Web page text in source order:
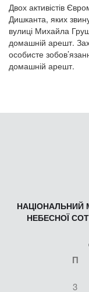
Двох активістів
Дишканта, яких
вулиці Михайла
домашній арешт.
особисте
домашній арешт.
НАЦІОНАЛЬНИЙ
НЕБЕСНОЇ
П
3